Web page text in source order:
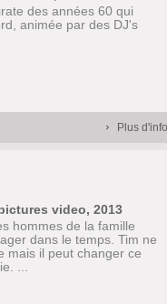
des années 60 qui
animée par des DJ's
Plus
video, 2013
hommes de la famille
dans le temps. Tim ne
mais il peut changer ce
...